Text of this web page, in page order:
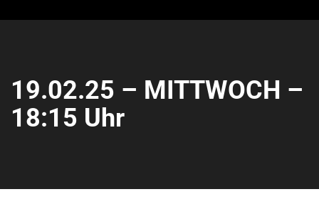
19.02.25 – MITTWOCH –
18:15 Uhr